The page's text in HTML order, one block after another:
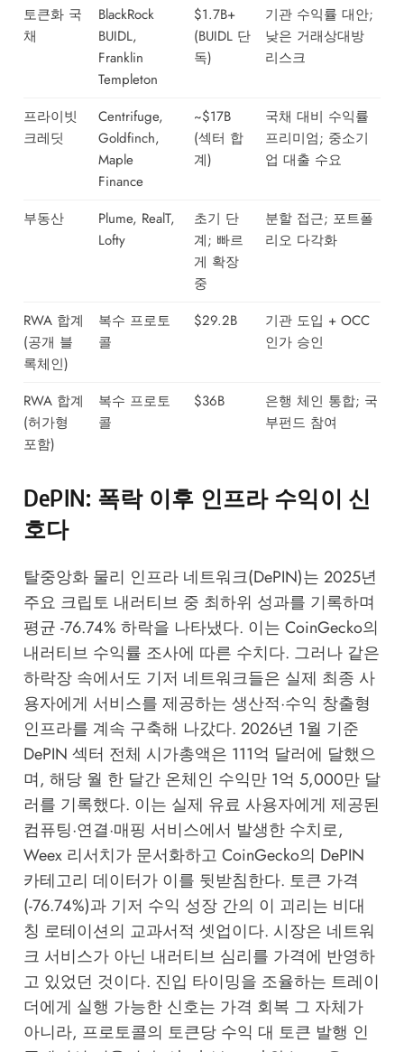
토큰화 국
채
BlackRock
BUIDL,
Franklin
Templeton
$1.7B+
(BUIDL 단
독)
기관 수익률 대안;
낮은 거래상대방
리스크
프라이빗
크레딧
Centrifuge,
Goldfinch,
Maple
Finance
~$17B
(섹터 합
계)
국채 대비 수익률
프리미엄; 중소기
업 대출 수요
부동산
Plume, RealT,
Lofty
초기 단
계; 빠르
게 확장
중
분할 접근; 포트폴
리오 다각화
RWA 합계
(공개 블
록체인)
복수 프로토
콜
$29.2B
기관 도입 + OCC
인가 승인
RWA 합계
(허가형
포함)
복수 프로토
콜
$36B
은행 체인 통합; 국
부펀드 참여
DePIN: 폭락 이후 인프라 수익이 신
호다
탈중앙화 물리 인프라 네트워크(DePIN)는 2025년
주요 크립토 내러티브 중 최하위 성과를 기록하며
평균 -76.74% 하락을 나타냈다. 이는 CoinGecko의
내러티브 수익률 조사에 따른 수치다. 그러나 같은
하락장 속에서도 기저 네트워크들은 실제 최종 사
용자에게 서비스를 제공하는 생산적·수익 창출형
인프라를 계속 구축해 나갔다. 2026년 1월 기준
DePIN 섹터 전체 시가총액은 111억 달러에 달했으
며, 해당 월 한 달간 온체인 수익만 1억 5,000만 달
러를 기록했다. 이는 실제 유료 사용자에게 제공된
컴퓨팅·연결·매핑 서비스에서 발생한 수치로,
Weex 리서치가 문서화하고 CoinGecko의 DePIN
카테고리 데이터가 이를 뒷받침한다. 토큰 가격
(-76.74%)과 기저 수익 성장 간의 이 괴리는 비대
칭 로테이션의 교과서적 셋업이다. 시장은 네트워
크 서비스가 아닌 내러티브 심리를 가격에 반영하
고 있었던 것이다. 진입 타이밍을 조율하는 트레이
더에게 실행 가능한 신호는 가격 회복 그 자체가
아니라, 프로토콜의 토큰당 수익 대 토큰 발행 인